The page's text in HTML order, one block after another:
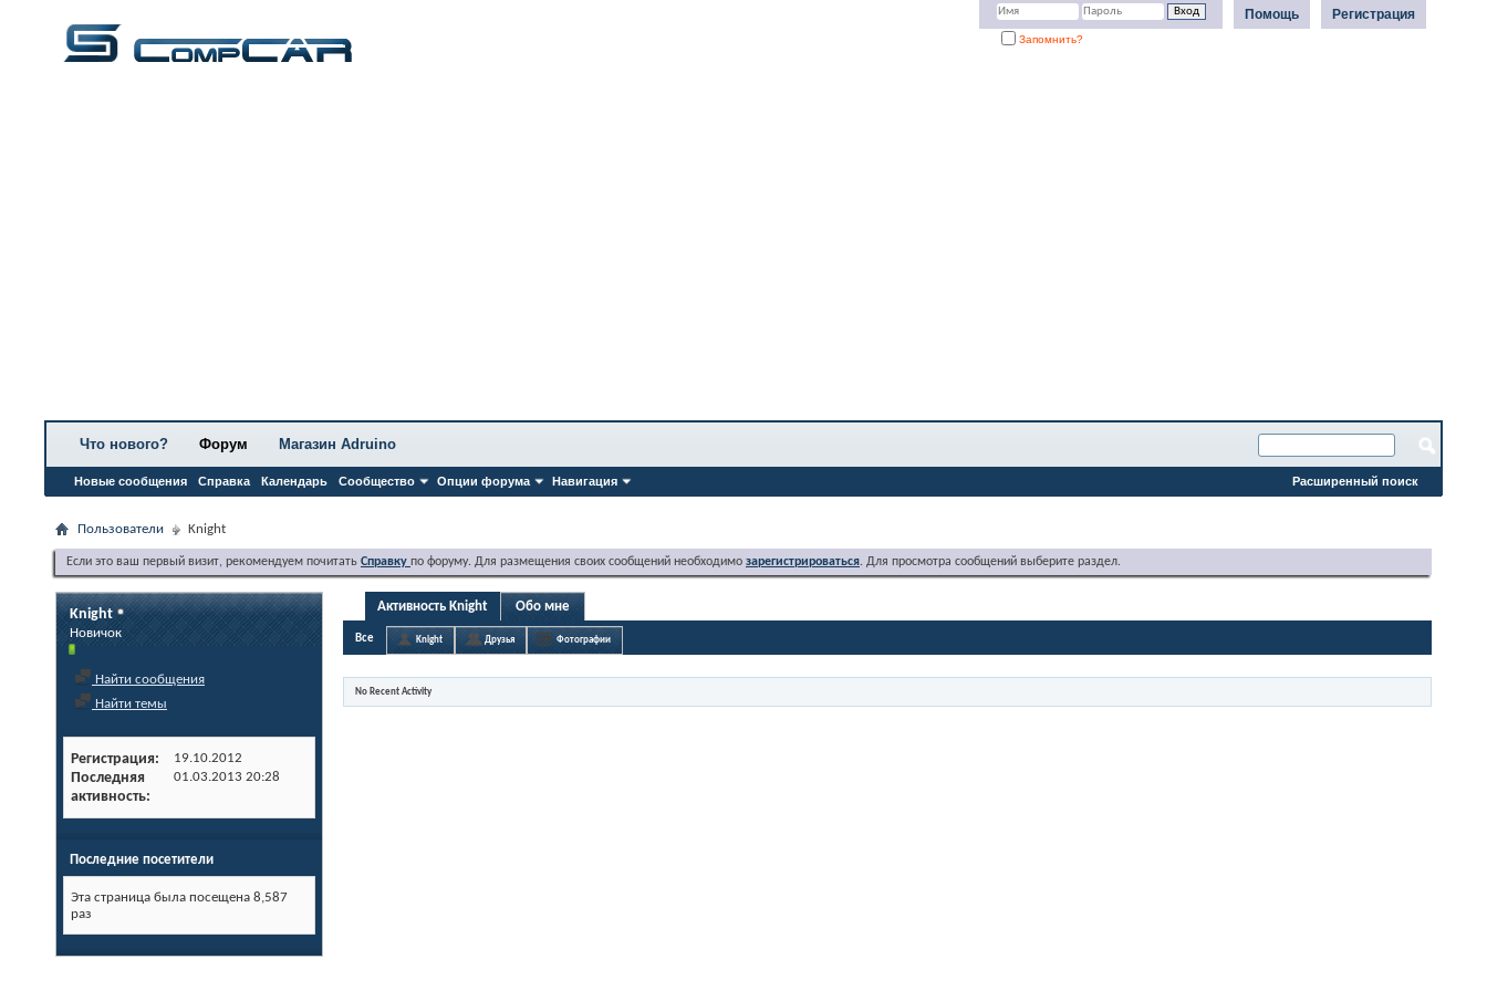
Регистрация
Помощь
Запомнить?
Что нового? Форум
Новые сообщения Справка Календарь Сообщество Опции форума Навигация
Магазин Adruino
Расширенный поиск
Пользователи Knight
Если это ваш первый визит, рекомендуем почитать Справку по форуму. Для размещения своих сообщений необходимо зарегистрироваться. Для просмотра сообщений выберите раздел.
Knight
Новичок
Найти сообщения
Найти темы
Регистрация 19.10.2012
Последняя
активность
01.03.2013 20:28
Последние посетители
Эта страница была посещена 8,587
раз
Активность Knight Обо мне
Все Knight Друзья Фотографии
No Recent Activity